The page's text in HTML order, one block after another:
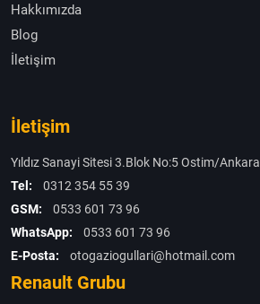
Hakkımızda
Blog
İletişim
İletişim
Yıldız Sanayi Sitesi 3.Blok No:5 Ostim/Ankara
Tel:
0312 354 55 39
GSM:
0533 601 73 96
WhatsApp:
0533 601 73 96
E-Posta:
otogaziogullari@hotmail.com
Renault Grubu